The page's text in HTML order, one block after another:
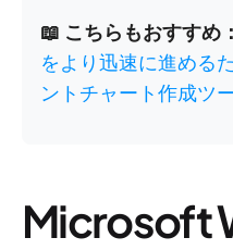
📖 こちらもおすすめ：
をより迅速に進める
ントチャート作成ツ
Microsoft